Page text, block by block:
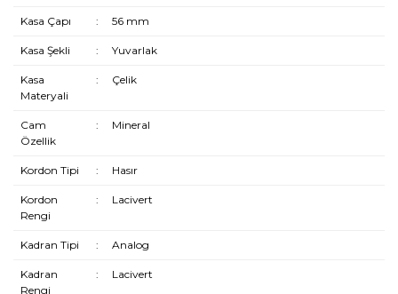
Kasa Çapı : 56 mm
Kasa Şekli : Yuvarlak
Kasa
Materyali
: Çelik
Cam
Özellik
: Mineral
Kordon Tipi : Hasır
Kordon
Rengi
: Lacivert
Kadran Tipi : Analog
Kadran
Rengi
: Lacivert